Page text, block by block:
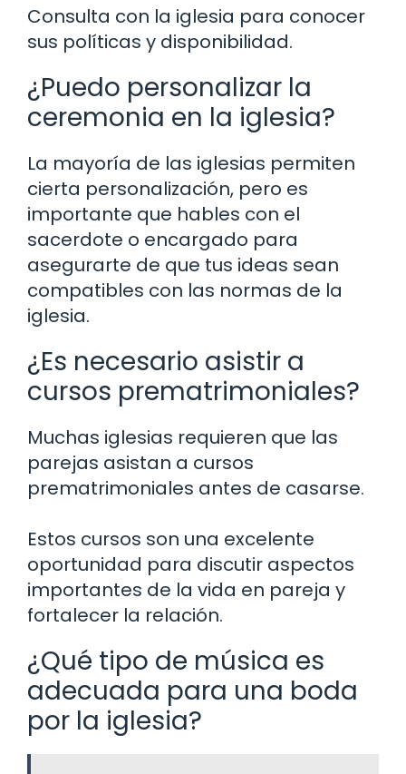
Consulta con la iglesia para conocer
sus políticas y disponibilidad.
¿Puedo personalizar la
ceremonia en la iglesia?
La mayoría de las iglesias permiten
cierta personalización, pero es
importante que hables con el
sacerdote o encargado para
asegurarte de que tus ideas sean
compatibles con las normas de la
iglesia.
¿Es necesario asistir a
cursos prematrimoniales?
Muchas iglesias requieren que las
parejas asistan a cursos
prematrimoniales antes de casarse.
Estos cursos son una excelente
oportunidad para discutir aspectos
importantes de la vida en pareja y
fortalecer la relación.
¿Qué tipo de música es
adecuada para una boda
por la iglesia?